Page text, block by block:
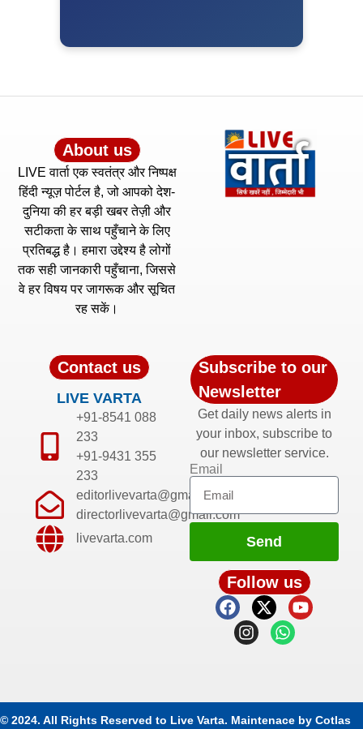
About us
LIVE वार्ता एक स्वतंत्र और निष्पक्ष
हिंदी न्यूज़ पोर्टल है, जो आपको देश-
दुनिया की हर बड़ी खबर तेज़ी और
सटीकता के साथ पहुँचाने के लिए
प्रतिबद्ध है। हमारा उद्देश्य है लोगों
तक सही जानकारी पहुँचाना, जिससे
वे हर विषय पर जागरूक और सूचित
रह सकें।
Contact us
LIVE VARTA
+91-8541 088
233
+91-9431 355
233
editorlivevarta@gmail.com
directorlivevarta@gmail.com
livevarta.com
Subscribe to our
Newsletter
Get daily news alerts in
your inbox, subscribe to
our newsletter service.
Email
Send
Follow us
© 2024. All Rights Reserved to Live Varta. Maintenace by Cotlas